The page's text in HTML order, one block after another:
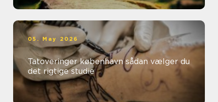
05. May 2026
Tatoveringer københavn sådan vælger du
det rigtige studie